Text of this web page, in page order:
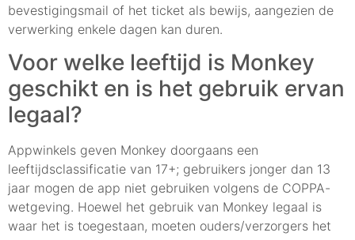
bevestigingsmail of het ticket als bewijs, aangezien de
verwerking enkele dagen kan duren.
Voor welke leeftijd is Monkey
geschikt en is het gebruik ervan
legaal?
Appwinkels geven Monkey doorgaans een
leeftijdsclassificatie van 17+; gebruikers jonger dan 13
jaar mogen de app niet gebruiken volgens de COPPA-
wetgeving. Hoewel het gebruik van Monkey legaal is
waar het is toegestaan, moeten ouders/verzorgers het